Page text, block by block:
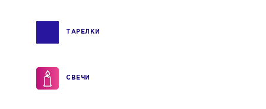
ТАРЕЛКИ
СВЕЧИ